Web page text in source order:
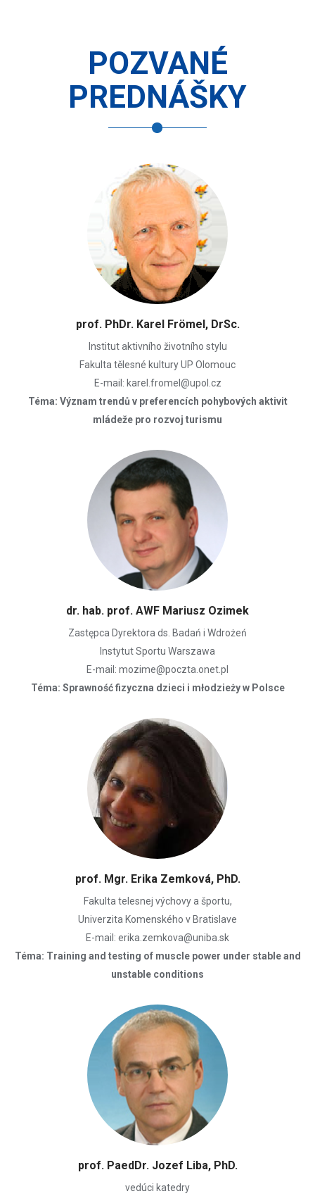
POZVANÉ
PREDNÁŠKY
prof. PhDr. Karel Frömel, DrSc.
Institut aktivního životního stylu
Fakulta tělesné kultury UP Olomouc
E-mail: karel.fromel@upol.cz
Téma: Význam trendů v preferencích pohybových aktivit
mládeže pro rozvoj turismu
dr. hab. prof. AWF Mariusz Ozimek
Zastępca Dyrektora ds. Badań i Wdrożeń
Instytut Sportu Warszawa
E-mail: mozime@poczta.onet.pl
Téma: Sprawność fizyczna dzieci i młodzieży w Polsce
prof. Mgr. Erika Zemková, PhD.
Fakulta telesnej výchovy a športu,
Univerzita Komenského v Bratislave
E-mail: erika.zemkova@uniba.sk
Téma: Training and testing of muscle power under stable and
unstable conditions
prof. PaedDr. Jozef Liba, PhD.
vedúci katedry